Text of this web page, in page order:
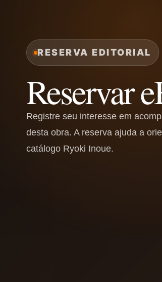
RESERVA EDITORIAL
Reservar
Registre seu interesse em
desta obra. A reserva ajuda a
catálogo Ryoki Inoue.